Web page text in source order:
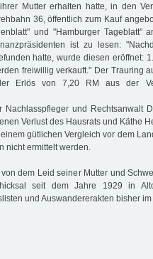
Mutter erhalten hatte, in den
36, öffentlich zum Kauf
und "Hamburger Tageblatt"
ist zu lesen:
hatte, wurde diesen eröffnet:
freiwillig verkauft." Der Trauring
Erlös von 7,20 RM aus der
Nachlasspfleger und Rechtsanwalt
Verlust des Hausrats und Käthe
gütlichen Vergleich vor dem
nicht ermittelt werden.
dem Leid seiner Mutter und
seit dem Jahre 1929 in
und Auswandererakten bisher